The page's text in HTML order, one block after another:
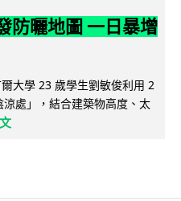
防曬地圖 一日暴增
大學 23 歲學生劉敏俊利用 2
處」，結合建築物高度、太